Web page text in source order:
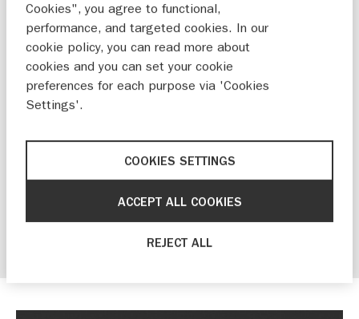
Is jouw auto voorzien van een bandenspanning-
controlesysteem (TPMS)? Dan is het niet nodig
om handmatig controles te doen. Het systeem
waarschuwt met een lampje op het dashboard
als de bandenspanning in één of meer banden
op zoek naar een veilige parkeerplek en
controleer je banden. Heb je geen lekke band
en brandt het lampje? Breng dan je banden zo
snel mogelijk op de juiste spanning.
Cookies", you agree to functional,
performance, and targeted cookies. In our
cookie policy, you can read more about
cookies and you can set your cookie
preferences for each purpose via 'Cookies
Settings'.
COOKIES SETTINGS
REJECT ALL
ACCEPT ALL COOKIES